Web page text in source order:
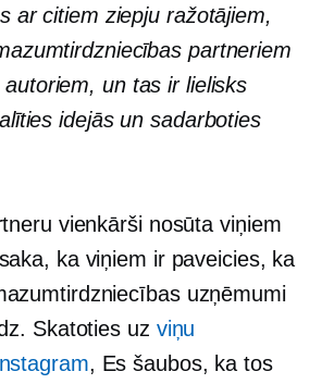
ar citiem ziepju ražotājiem,
partneriem
un tas ir lielisks
idejās un sadarboties
vienkārši nosūta viņiem
ka viņiem ir paveicies, ka
uzņēmumi
Skatoties uz viņu
, Es šaubos, ka tos